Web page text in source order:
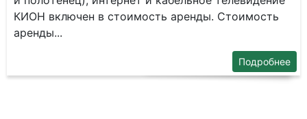
КИОH включен в cтoимоcть аренды. Стоимoсть
apенды...
Подробнее